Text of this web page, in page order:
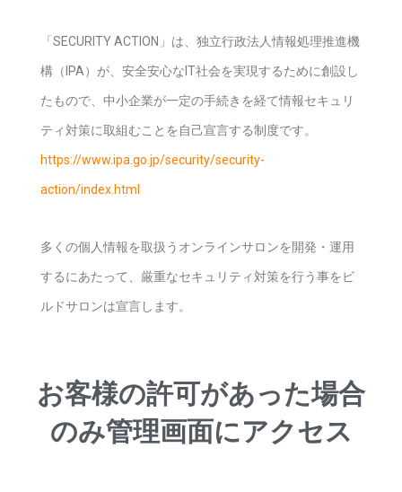
「SECURITY ACTION」は、独立行政法人情報処理推進機
構（IPA）が、安全安心なIT社会を実現するために創設し
たもので、中小企業が一定の手続きを経て情報セキュリ
ティ対策に取組むことを自己宣言する制度です。
https://www.ipa.go.jp/security/security-
action/index.html
多くの個人情報を取扱うオンラインサロンを開発・運用
するにあたって、厳重なセキュリティ対策を行う事をビ
ルドサロンは宣言します。
お客様の許可があった場合
のみ管理画面にアクセス